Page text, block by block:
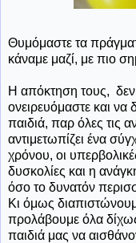
Θυμόμαστε τα
κάναμε μαζί, με πιο
Η απόκτηση τους,
ονειρευόμαστε και να
παιδιά, παρ όλες τις
αντιμετωπίζει ένα
χρόνου, οι
δυσκολίες και η
όσο το δυνατόν
Κι όμως
προλάβουμε όλα
παιδιά μας να